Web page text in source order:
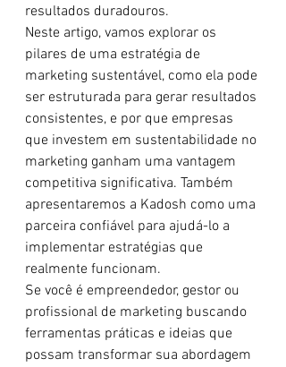
resultados duradouros.
Neste artigo, vamos explorar os
pilares de uma estratégia de
marketing sustentável, como ela pode
ser estruturada para gerar resultados
consistentes, e por que empresas
que investem em sustentabilidade no
marketing ganham uma vantagem
competitiva significativa. Também
apresentaremos a Kadosh como uma
parceira confiável para ajudá-lo a
implementar estratégias que
realmente funcionam.
Se você é empreendedor, gestor ou
profissional de marketing buscando
ferramentas práticas e ideias que
possam transformar sua abordagem